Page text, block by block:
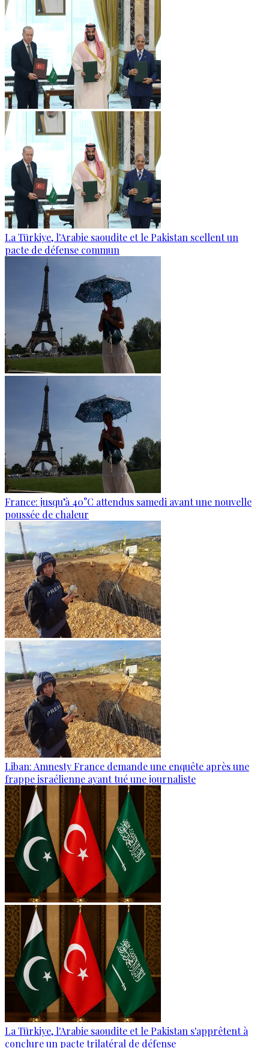
La Türkiye, l'Arabie saoudite et le Pakistan scellent un
pacte de défense commun
France: jusqu’à 40°C attendus samedi avant une nouvelle
poussée de chaleur
Liban: Amnesty France demande une enquête après une
frappe israélienne ayant tué une journaliste
La Türkiye, l'Arabie saoudite et le Pakistan s'apprêtent à
conclure un pacte trilatéral de défense